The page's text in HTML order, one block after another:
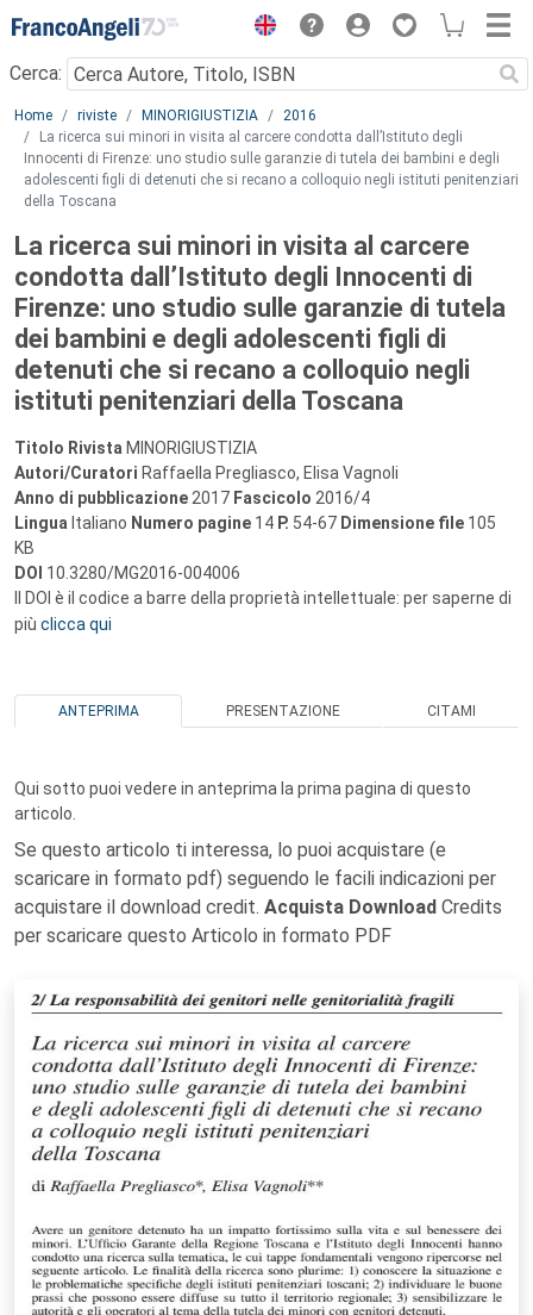
Menu
Cerca:
Main content
Home riviste MINORIGIUSTIZIA
2016
La ricerca sui minori in visita al carcere condotta dall’Istituto degli
Innocenti di Firenze: uno studio sulle garanzie di tutela dei bambini e degli
adolescenti figli di detenuti che si recano a colloquio negli istituti penitenziari
della Toscana
La ricerca sui minori in visita al carcere
condotta dall’Istituto degli Innocenti di
Firenze: uno studio sulle garanzie di tutela
dei bambini e degli adolescenti figli di
detenuti che si recano a colloquio negli
istituti penitenziari della Toscana
Titolo Rivista MINORIGIUSTIZIA
Autori/Curatori Raffaella Pregliasco, Elisa Vagnoli
Anno di pubblicazione 2017 Fascicolo 2016/4
Lingua Italiano Numero pagine 14 P. 54-67 Dimensione file 105
KB
DOI 10.3280/MG2016-004006
Il DOI è il codice a barre della proprietà intellettuale: per saperne di
più clicca qui
ANTEPRIMA PRESENTAZIONE CITAMI
Qui sotto puoi vedere in anteprima la prima pagina di questo
articolo.
Se questo articolo ti interessa, lo puoi acquistare (e
scaricare in formato pdf) seguendo le facili indicazioni per
acquistare il download credit. Acquista Download Credits
per scaricare questo Articolo in formato PDF